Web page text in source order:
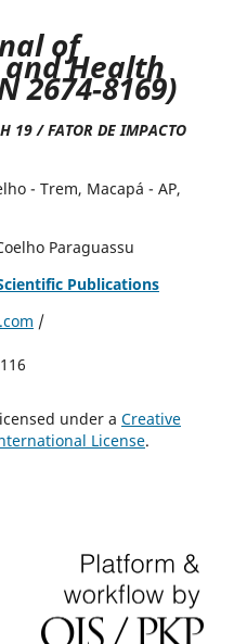
of
Health
2674-8169)
19 / FATOR DE IMPACTO
- Trem, Macapá - AP,
Paraguassu
Publications
/
under a Creative
License.